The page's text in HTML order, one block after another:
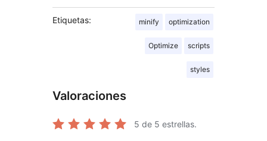
Etiquetas: minify optimization
Optimize scripts
styles
Valoraciones
5 de 5 estrellas.